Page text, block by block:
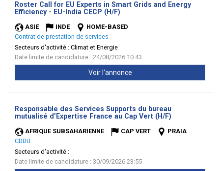
Roster Call for EU Experts in Smart Grids and Energy
Efficiency - EU-India CECP (H/F)
ASIE INDE
HOME-BASED
Contrat de prestation de services
Secteurs d'activité : Climat et Energie
Date limite de candidature : 24/08/2026 10:43
Voir l'annonce
Responsable des Services Supports du bureau
mutualisé d’Expertise France au Cap Vert (H/F)
AFRIQUE SUBSAHARIENNE CAP VERT
PRAIA
CDDU
Secteurs d'activité :
Date limite de candidature : 30/09/2026 23:55